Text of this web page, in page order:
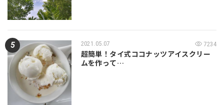
2021.05.07 7234
超簡単！タイ式ココナッツアイスクリー
ムを作って…